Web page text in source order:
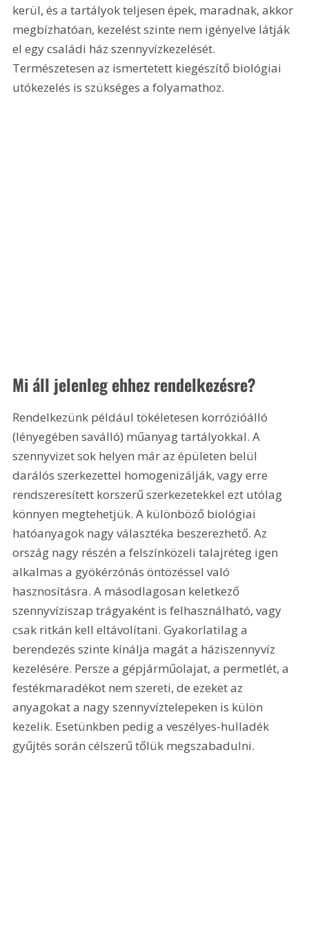
kerül, és a tartályok teljesen épek, maradnak, akkor
megbízhatóan, kezelést szinte nem igényelve látják
el egy családi ház szennyvízkezelését.
Természetesen az ismertetett kiegészítő biológiai
utókezelés is szükséges a folyamathoz.
Mi áll jelenleg ehhez rendelkezésre?
Rendelkezünk például tökéletesen korrózióálló
(lényegében saválló) műanyag tartályokkal. A
szennyvizet sok helyen már az épületen belül
darálós szerkezettel homogenizálják, vagy erre
rendszeresített korszerű szerkezetekkel ezt utólag
könnyen megtehetjük. A különböző biológiai
hatóanyagok nagy választéka beszerezhető. Az
ország nagy részén a felszínközeli talajréteg igen
alkalmas a gyökérzónás öntözéssel való
hasznosításra. A másodlagosan keletkező
szennyvíziszap trágyaként is felhasználható, vagy
csak ritkán kell eltávolítani. Gyakorlatilag a
berendezés szinte kínálja magát a háziszennyvíz
kezelésére. Persze a gépjárműolajat, a permetlét, a
festékmaradékot nem szereti, de ezeket az
anyagokat a nagy szennyvíztelepeken is külön
kezelik. Esetünkben pedig a veszélyes-hulladék
gyűjtés során célszerű tőlük megszabadulni.